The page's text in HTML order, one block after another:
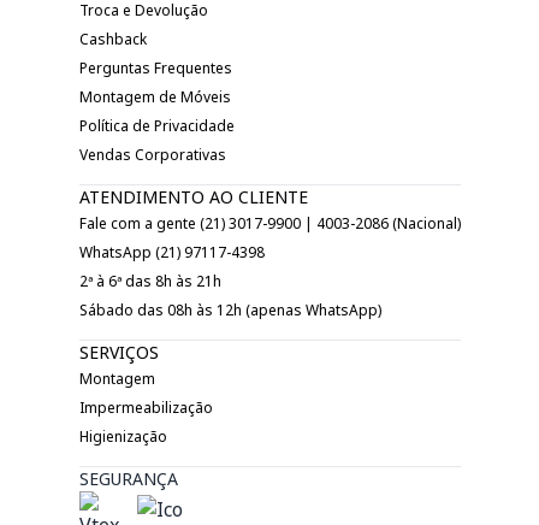
Troca e Devolução
Cashback
Perguntas Frequentes
Montagem de Móveis
Política de Privacidade
Vendas Corporativas
ATENDIMENTO AO CLIENTE
Fale com a gente (21) 3017-9900 | 4003-2086 (Nacional)
WhatsApp (21) 97117-4398
2ª à 6ª das 8h às 21h
Sábado das 08h às 12h (apenas WhatsApp)
SERVIÇOS
Montagem
Impermeabilização
Higienização
SEGURANÇA